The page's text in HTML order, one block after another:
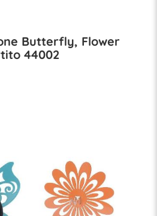
Butterfly, Flower
44002